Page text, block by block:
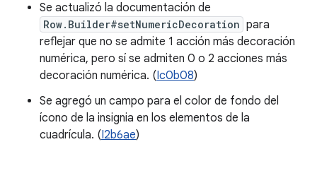
Se actualizó la documentación de
Row.Builder#setNumericDecoration para
reflejar que no se admite 1 acción más decoración
numérica, pero sí se admiten 0 o 2 acciones más
decoración numérica. (Ic0b08)
Se agregó un campo para el color de fondo del
ícono de la insignia en los elementos de la
cuadrícula. (I2b6ae)